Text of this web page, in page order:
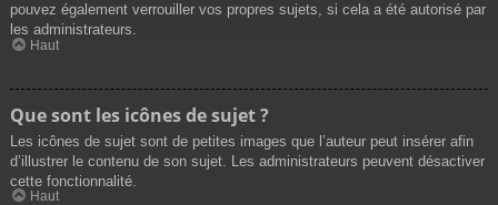
pouvez également verrouiller vos propres sujets, si cela a été autorisé par
les administrateurs.
Haut
Que sont les icônes de sujet ?
Les icônes de sujet sont de petites images que l’auteur peut insérer afin
d’illustrer le contenu de son sujet. Les administrateurs peuvent désactiver
cette fonctionnalité.
Haut